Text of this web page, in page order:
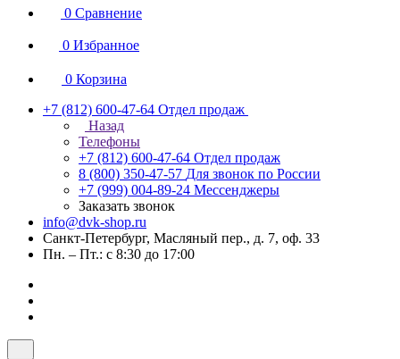
0 Сравнение
0 Избранное
0 Корзина
+7 (812) 600-47-64 Отдел продаж
Назад
Телефоны
+7 (812) 600-47-64 Отдел продаж
8 (800) 350-47-57 Для звонок по России
+7 (999) 004-89-24 Мессенджеры
Заказать звонок
info@dvk-shop.ru
Санкт-Петербург, Масляный пер., д. 7, оф. 33
Пн. – Пт.: с 8:30 до 17:00